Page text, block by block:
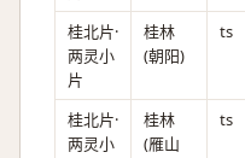
桂北片·
两灵小
片
桂林
(朝阳)
ts
桂北片·
两灵小
桂林
(雁山
ts